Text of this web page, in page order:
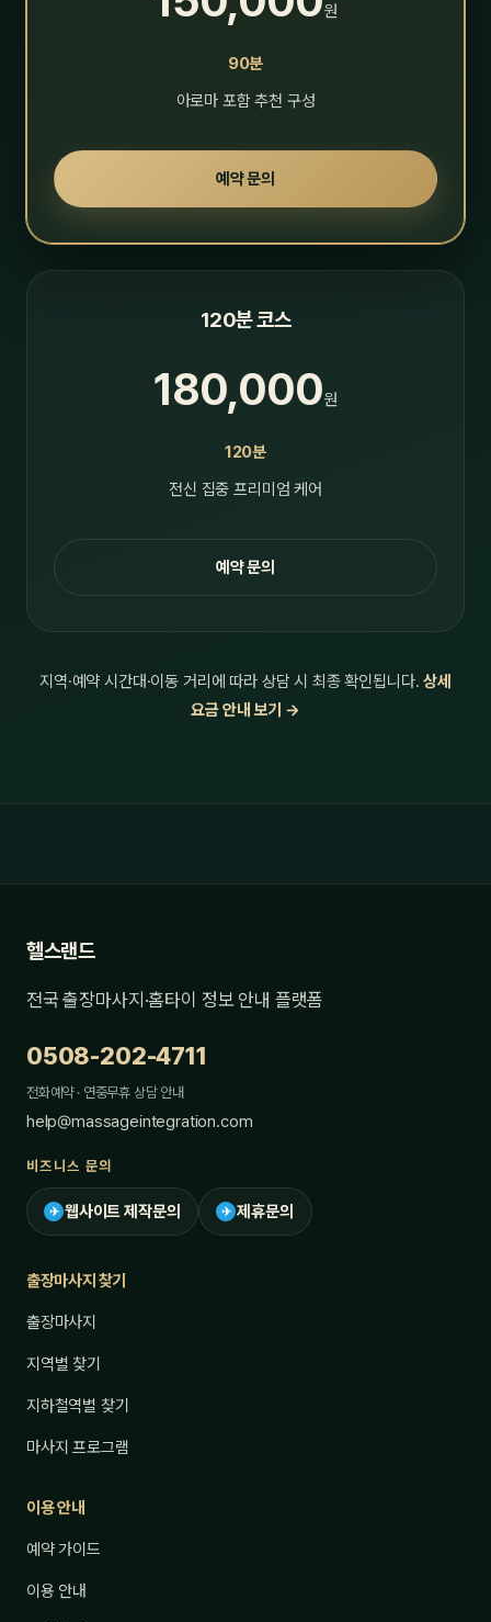
원
90분
아로마 포함 추천 구성
예약 문의
120분 코스
180,000원
120분
전신 집중 프리미엄 케어
예약 문의
지역·예약 시간대·이동 거리에 따라 상담 시 최종 확인됩니다.상세
요금 안내 보기 →
헬스랜드
전국 출장마사지·홈타이 정보 안내 플랫폼
0508-202-4711
전화예약 · 연중무휴 상담 안내
help@massageintegration.com
비즈니스 문의
✈ 웹사이트 제작문의 ✈ 제휴문의
출장마사지 찾기
출장마사지
지역별 찾기
지하철역별 찾기
마사지 프로그램
이용 안내
예약 가이드
이용 안내